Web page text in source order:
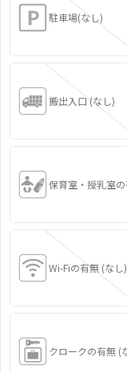
駐車場(なし)
搬出入口 (なし)
保育室・授乳室
Wi-Fiの有無 (なし)
クロークの有無 (